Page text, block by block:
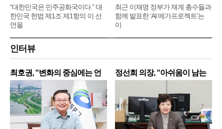
“대한민국은 민주공화국이다.” 대
한민국 헌법 제1조 제1항의 이 선
언을
메
최근 이재명 정부가 재계 총수들과
함께 발표한 ‘AI 메가프로젝트’는
이
인터뷰
최호권, “변화의 중심에는 언
제
정선희 의장, “아쉬움이 남는